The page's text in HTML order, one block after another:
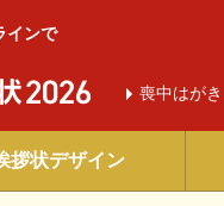
インで
喪中はがき
拶状デザイン